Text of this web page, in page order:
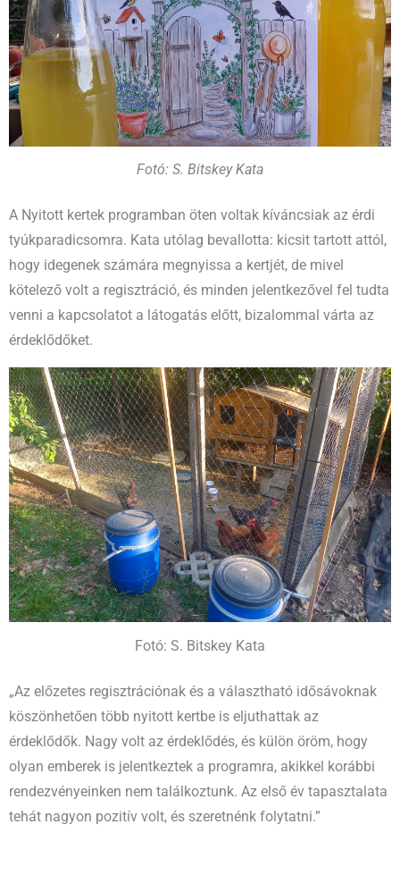
Fotó: S. Bitskey Kata
A Nyitott kertek programban öten voltak kíváncsiak az érdi
tyúkparadicsomra. Kata utólag bevallotta: kicsit tartott attól,
hogy idegenek számára megnyissa a kertjét, de mivel
kötelező volt a regisztráció, és minden jelentkezővel fel tudta
venni a kapcsolatot a látogatás előtt, bizalommal várta az
érdeklődőket.
Fotó: S. Bitskey Kata
„Az előzetes regisztrációnak és a választható idősávoknak
köszönhetően több nyitott kertbe is eljuthattak az
érdeklődők. Nagy volt az érdeklődés, és külön öröm, hogy
olyan emberek is jelentkeztek a programra, akikkel korábbi
rendezvényeinken nem találkoztunk. Az első év tapasztalata
tehát nagyon pozitív volt, és szeretnénk folytatni.”